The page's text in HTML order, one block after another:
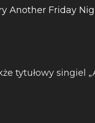
tytułowy singiel